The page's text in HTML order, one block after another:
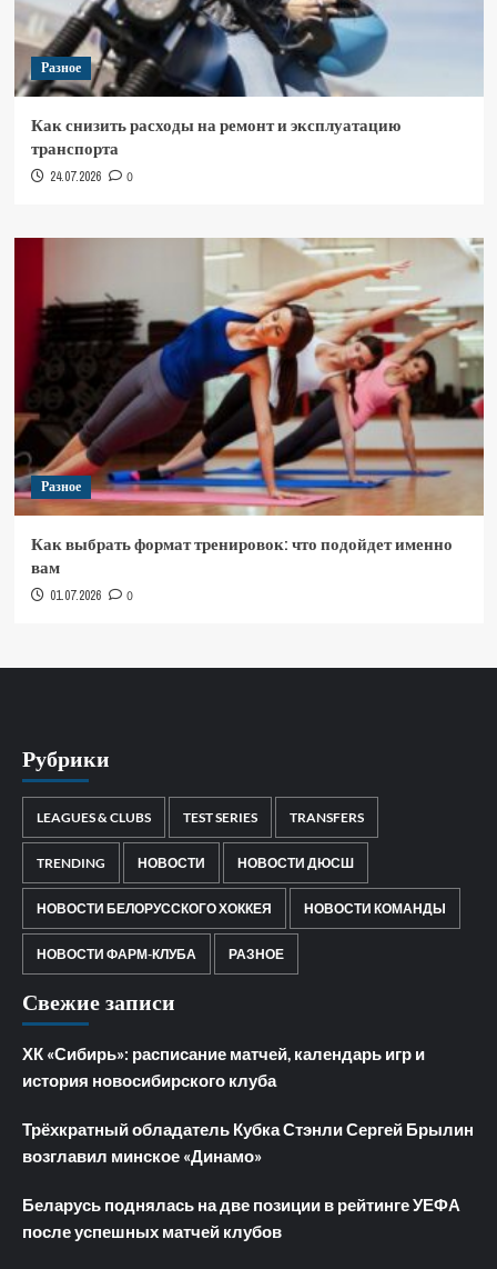
Разное
Как снизить расходы на ремонт и эксплуатацию
транспорта
24.07.2026 0
Разное
Как выбрать формат тренировок: что подойдет именно
вам
01.07.2026 0
Рубрики
LEAGUES & CLUBS TEST SERIES TRANSFERS
TRENDING НОВОСТИ НОВОСТИ ДЮСШ
НОВОСТИ БЕЛОРУССКОГО ХОККЕЯ НОВОСТИ КОМАНДЫ
НОВОСТИ ФАРМ-КЛУБА РАЗНОЕ
Свежие записи
ХК «Сибирь»: расписание матчей, календарь игр и
история новосибирского клуба
Трёхкратный обладатель Кубка Стэнли Сергей Брылин
возглавил минское «Динамо»
Беларусь поднялась на две позиции в рейтинге УЕФА
после успешных матчей клубов